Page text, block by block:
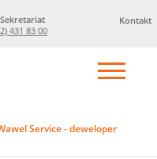
Kontakt
Sekretariat
431 83 00
Service - deweloper